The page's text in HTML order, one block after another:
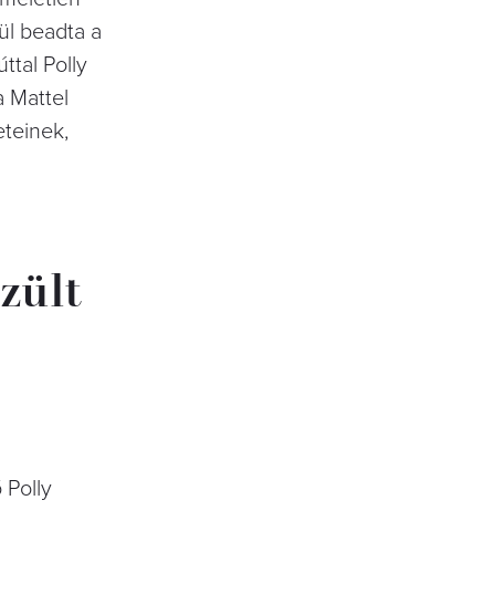
beadta a
Polly
Mattel
Polly